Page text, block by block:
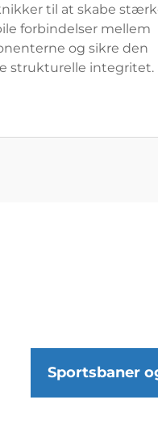
til at skabe
forbindelser mellem
og sikre den
strukturelle integritet.
Sportsbaner